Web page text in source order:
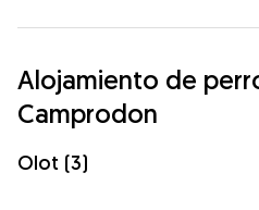
Alojamiento de
Camprodon
Olot (3)